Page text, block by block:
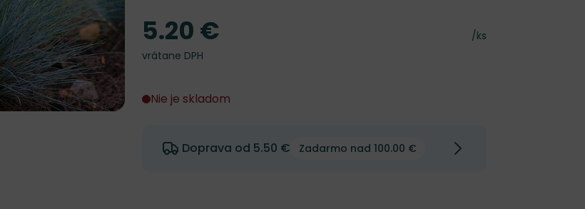
Cena za kus
/ks
Cena
5.20 €
vrátane DPH
Nie je skladom
Doprava od 5.50 € Zadarmo nad 100.00 €